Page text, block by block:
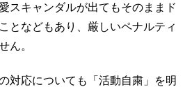
スキャンダルが出てもそのままド
となどもあり、厳しいペナルティ
ん。
対応についても「活動自粛」を明